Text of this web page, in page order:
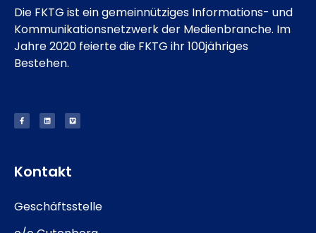
Die FKTG ist ein gemeinnütziges Informations- und
Kommunikationsnetzwerk der Medienbranche. Im
Jahre 2020 feierte die FKTG ihr 100jähriges
Bestehen.
Kontakt
Geschäftsstelle